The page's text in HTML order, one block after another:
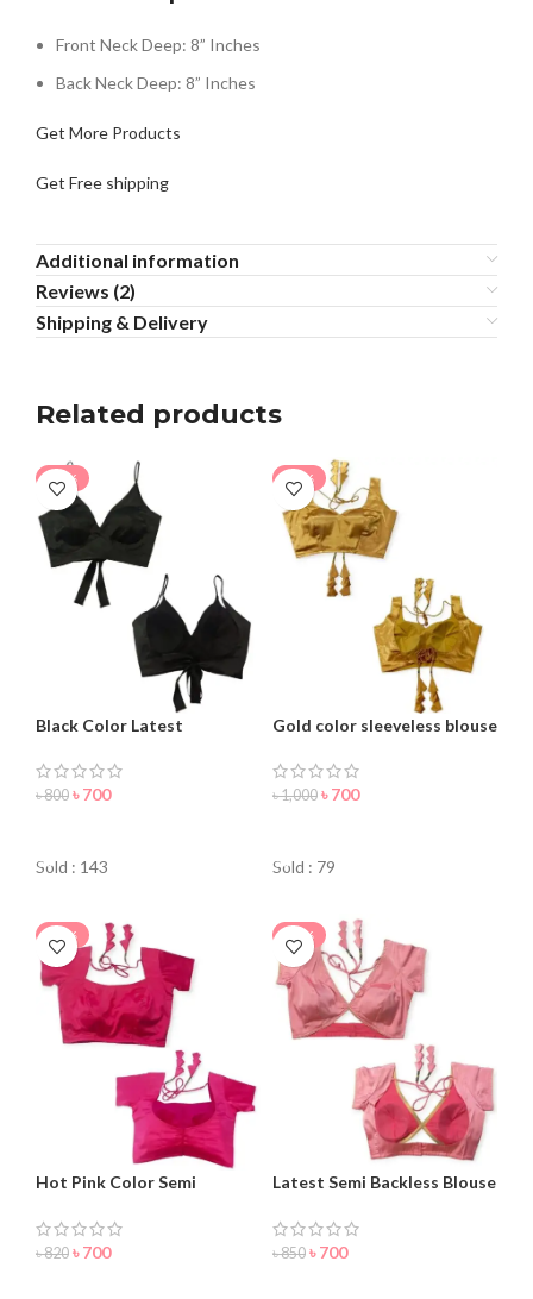
Front Neck Deep: 8” Inches
Back Neck Deep: 8” Inches
Get More Products
Get Free shipping
Additional information
Reviews (2)
Shipping & Delivery
Related products
-13%
Black Color Latest
Women
৳800 ৳700
Sold : 143
-30%
Gold color sleeveless blouse
৳1,000 ৳700
Sold : 79
-15%
Hot Pink Color Semi
৳820 ৳700
-18%
Latest Semi Backless Blouse
৳850 ৳700